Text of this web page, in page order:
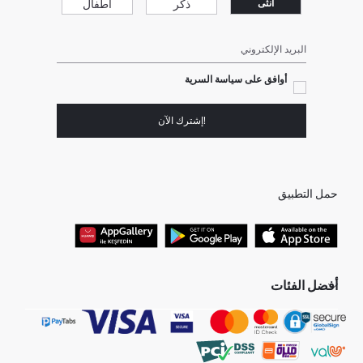
انثى ذكر أطفال
البريد الإلكتروني
أوافق على سياسة السرية
!إشترك الآن
حمل التطبيق
أفضل الفئات
جميع متاجرنا
هدايا عيد الحب
البلوفر النسائية
بلوفر رجالي
برفانات حريمى
جينز رجالي